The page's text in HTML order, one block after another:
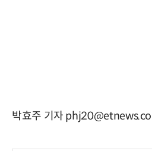
박효주 기자